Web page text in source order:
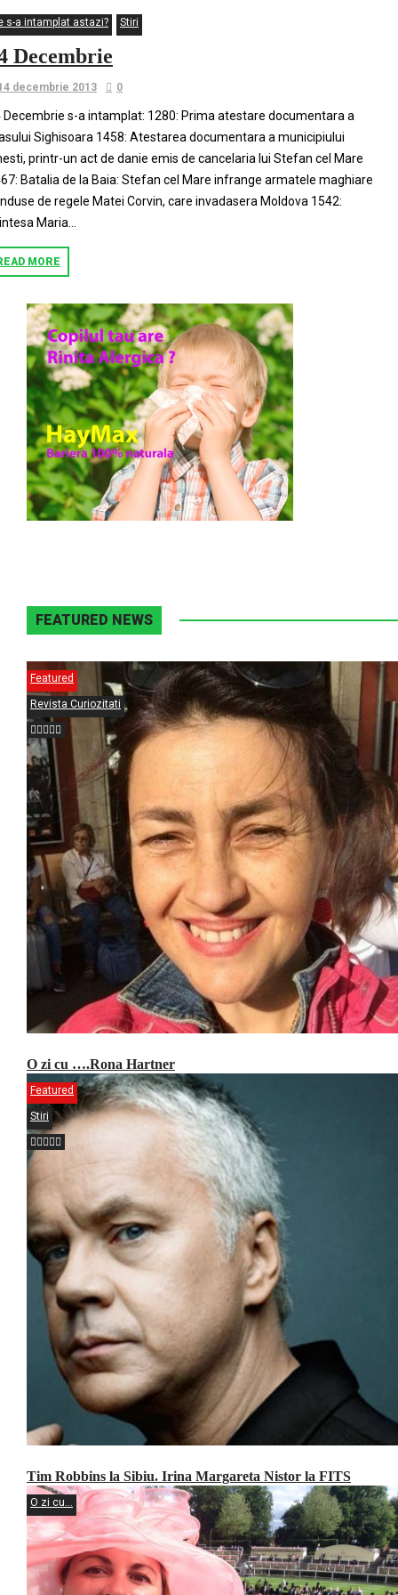
s-a intamplat astazi? Stiri
Decembrie
decembrie 2013 0
Decembrie s-a intamplat: 1280: Prima atestare documentara a
Sighisoara 1458: Atestarea documentara a municipiului
printr-un act de danie emis de cancelaria lui Stefan cel Mare
Batalia de la Baia: Stefan cel Mare infrange armatele maghiare
de regele Matei Corvin, care invadasera Moldova 1542:
Maria...
MORE
FEATURED NEWS
Featured
Revista Curiozitati
O zi cu ….Rona Hartner
Featured
Stiri
Tim Robbins la Sibiu. Irina Margareta Nistor la FITS
O zi cu...